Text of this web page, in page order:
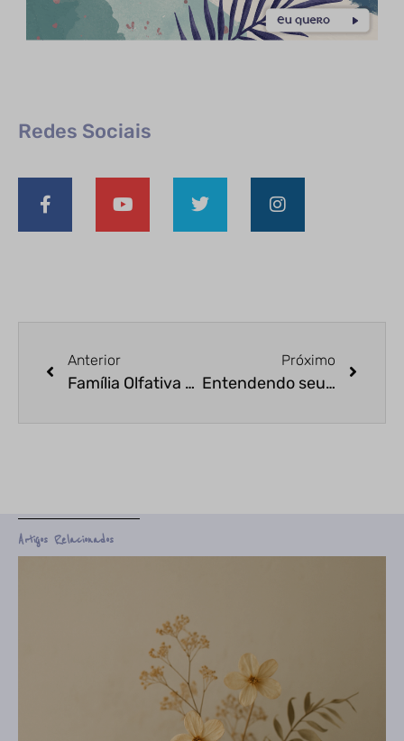
Redes Sociais
Anterior
Família Olfativa o que é? – Parte 02
Próximo
Entendendo seu Perfume: Concentração – Parte 04
Artigos Relacionados